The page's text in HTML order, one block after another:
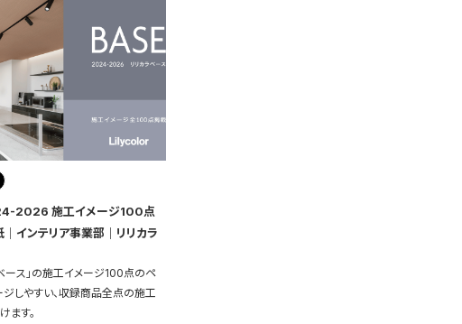
2026 施工イメージ100点
インテリア事業部｜リリカラ
ース」の施工イメージ100点のペ
ジしやすい、収録商品全点の施工
ます。